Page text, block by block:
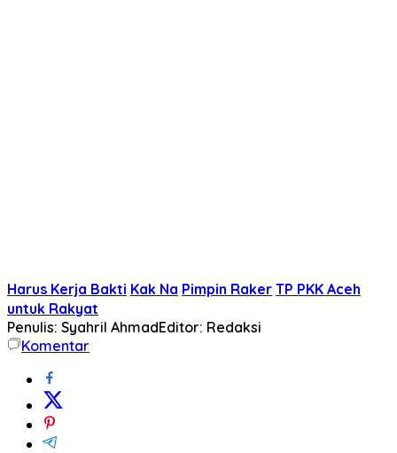
Harus Kerja Bakti Kak Na Pimpin Raker TP PKK Aceh
untuk Rakyat
Penulis: Syahril AhmadEditor: Redaksi
Komentar